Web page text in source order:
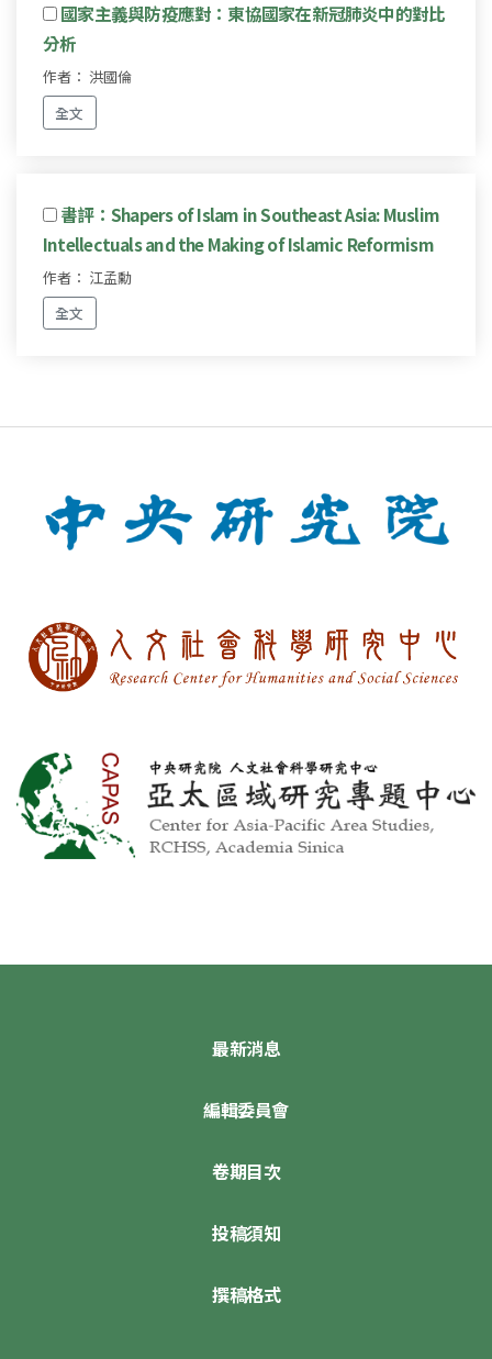
國家主義與防疫應對：東協國家在新冠肺炎中的對比
分析
作者： 洪國倫
全文
書評：Shapers of Islam in Southeast Asia: Muslim
Intellectuals and the Making of Islamic Reformism
作者： 江孟勳
全文
最新消息
編輯委員會
卷期目次
投稿須知
撰稿格式